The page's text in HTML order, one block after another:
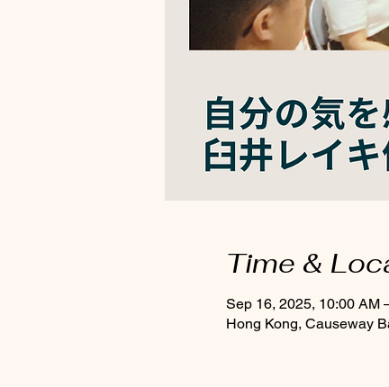
Time &
Sep 16, 2025, 10:00 AM
Hong Kong, Causeway